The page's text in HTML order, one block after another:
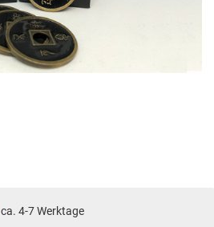
ca. 4-7 Werktage